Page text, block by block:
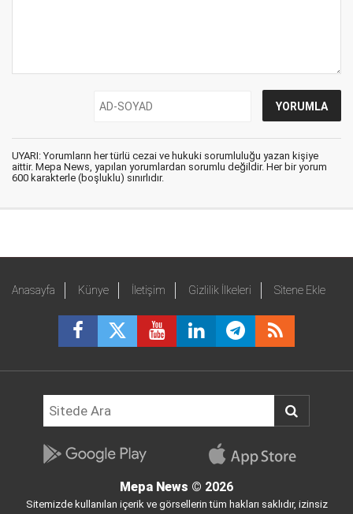
UYARI: Yorumların her türlü cezai ve hukuki sorumluluğu yazan kişiye
aittir. Mepa News, yapılan yorumlardan sorumlu değildir. Her bir yorum
600 karakterle (boşluklu) sınırlıdır.
Anasayfa Künye İletişim Gizlilik İlkeleri Sitene Ekle
Mepa News © 2026
Sitemizde kullanılan içerik ve görsellerin tüm hakları saklıdır, izinsiz